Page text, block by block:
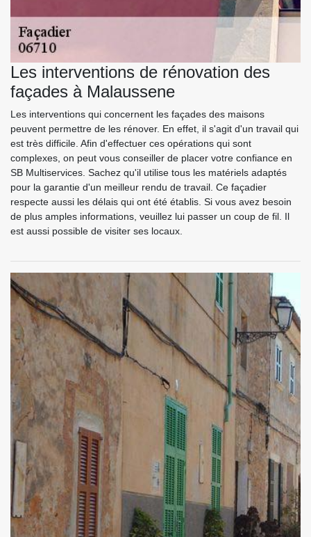
Les interventions de rénovation des
façades à Malaussene
Les interventions qui concernent les façades des maisons
peuvent permettre de les rénover. En effet, il s'agit d'un travail qui
est très difficile. Afin d'effectuer ces opérations qui sont
complexes, on peut vous conseiller de placer votre confiance en
SB Multiservices. Sachez qu'il utilise tous les matériels adaptés
pour la garantie d'un meilleur rendu de travail. Ce façadier
respecte aussi les délais qui ont été établis. Si vous avez besoin
de plus amples informations, veuillez lui passer un coup de fil. Il
est aussi possible de visiter ses locaux.